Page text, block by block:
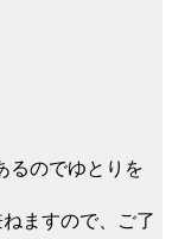
るのでゆとりを
ますので、ご了